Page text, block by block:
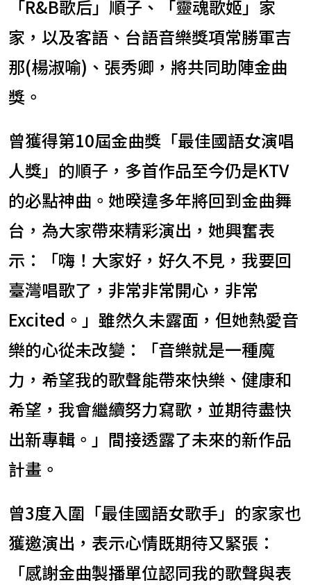
「R&B歌后」順子、「靈魂歌姬」家
家，以及客語、台語音樂獎項常勝軍吉
那(楊淑喻)、張秀卿，將共同助陣金曲
獎。
曾獲得第10屆金曲獎「最佳國語女演唱
人獎」的順子，多首作品至今仍是KTV
的必點神曲。她暌違多年將回到金曲舞
台，為大家帶來精彩演出，她興奮表
示：「嗨！大家好，好久不見，我要回
臺灣唱歌了，非常非常開心，非常
Excited。」雖然久未露面，但她熱愛音
樂的心從未改變：「音樂就是一種魔
力，希望我的歌聲能帶來快樂、健康和
希望，我會繼續努力寫歌，並期待盡快
出新專輯。」間接透露了未來的新作品
計畫。
曾3度入圍「最佳國語女歌手」的家家也
獲邀演出，表示心情既期待又緊張：
「感謝金曲製播單位認同我的歌聲與表